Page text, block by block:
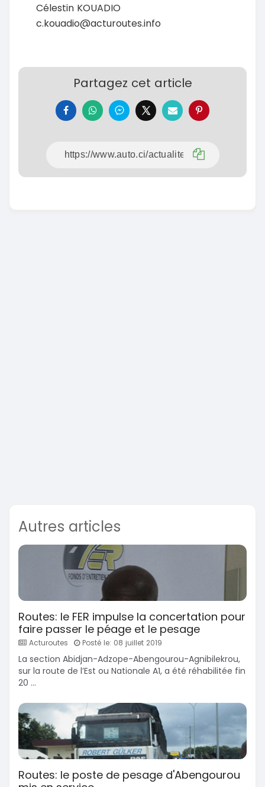
Célestin KOUADIO
c.kouadio@acturoutes.info
Partagez cet article
Autres articles
Routes: le FER impulse la concertation pour
faire passer le péage et le pesage
Acturoutes Posté le: 08 juillet 2019
La section Abidjan-Adzope-Abengourou-Agnibilekrou,
sur la route de l’Est ou Nationale A1, a été réhabilitée fin
20 ...
Routes: le poste de pesage d'Abengourou